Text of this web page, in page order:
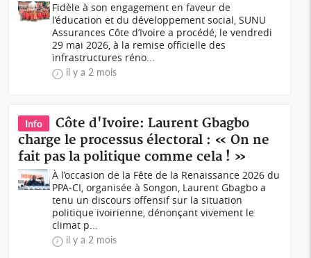
Fidèle à son engagement en faveur de
l’éducation et du développement social, SUNU
Assurances Côte d’Ivoire a procédé, le vendredi
29 mai 2026, à la remise officielle des
infrastructures réno...
il y a 2 mois
Info
Côte d'Ivoire: Laurent Gbagbo
charge le processus électoral : « On ne
fait pas la politique comme cela ! »
À l’occasion de la Fête de la Renaissance 2026 du
PPA-CI, organisée à Songon, Laurent Gbagbo a
tenu un discours offensif sur la situation
politique ivoirienne, dénonçant vivement le
climat p...
il y a 2 mois